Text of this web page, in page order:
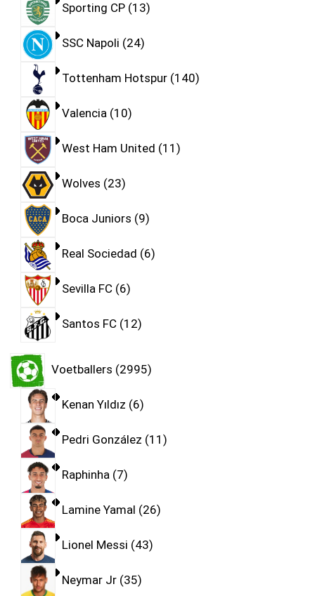
Sporting CP 13
SSC Napoli 24
Tottenham Hotspur 140
Valencia 10
West Ham United 11
Wolves 23
Boca Juniors 9
Real Sociedad 6
Sevilla FC 6
Santos FC 12
Voetballers 2995
Kenan Yıldız 6
Pedri González 11
Raphinha 7
Lamine Yamal 26
Lionel Messi 43
Neymar Jr 35